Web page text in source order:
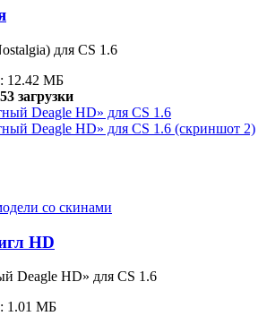
для CS 1.6
12.42 МБ
загрузки
со скинами
HD
Deagle HD» для CS 1.6
1.01 МБ